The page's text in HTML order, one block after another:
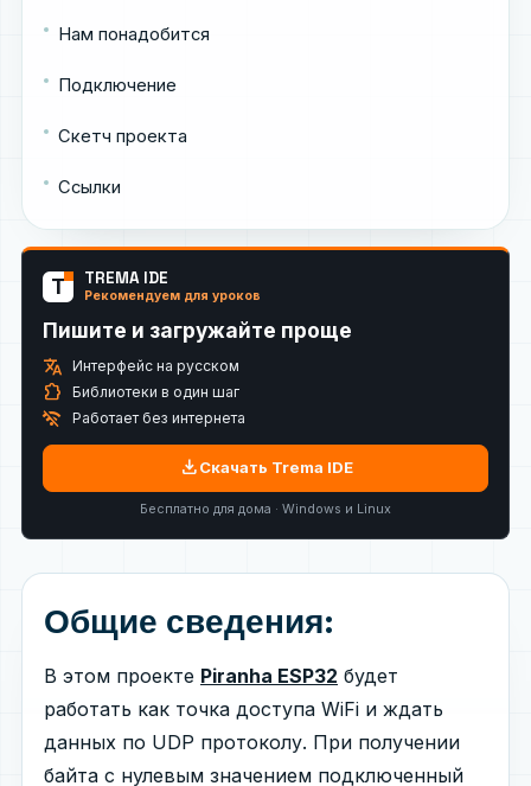
Нам понадобится
Подключение
Скетч проекта
Ссылки
T TREMA IDE
Рекомендуем для уроков
Пишите и загружайте проще
translate Интерфейс на русском
extension Библиотеки в один шаг
wifi_off Работает без интернета
downloadСкачать Trema IDE
Бесплатно для дома · Windows и Linux
Общие сведения:
В этом проекте Piranha ESP32 будет
работать как точка доступа WiFi и ждать
данных по UDP протоколу. При получении
байта с нулевым значением подключенный